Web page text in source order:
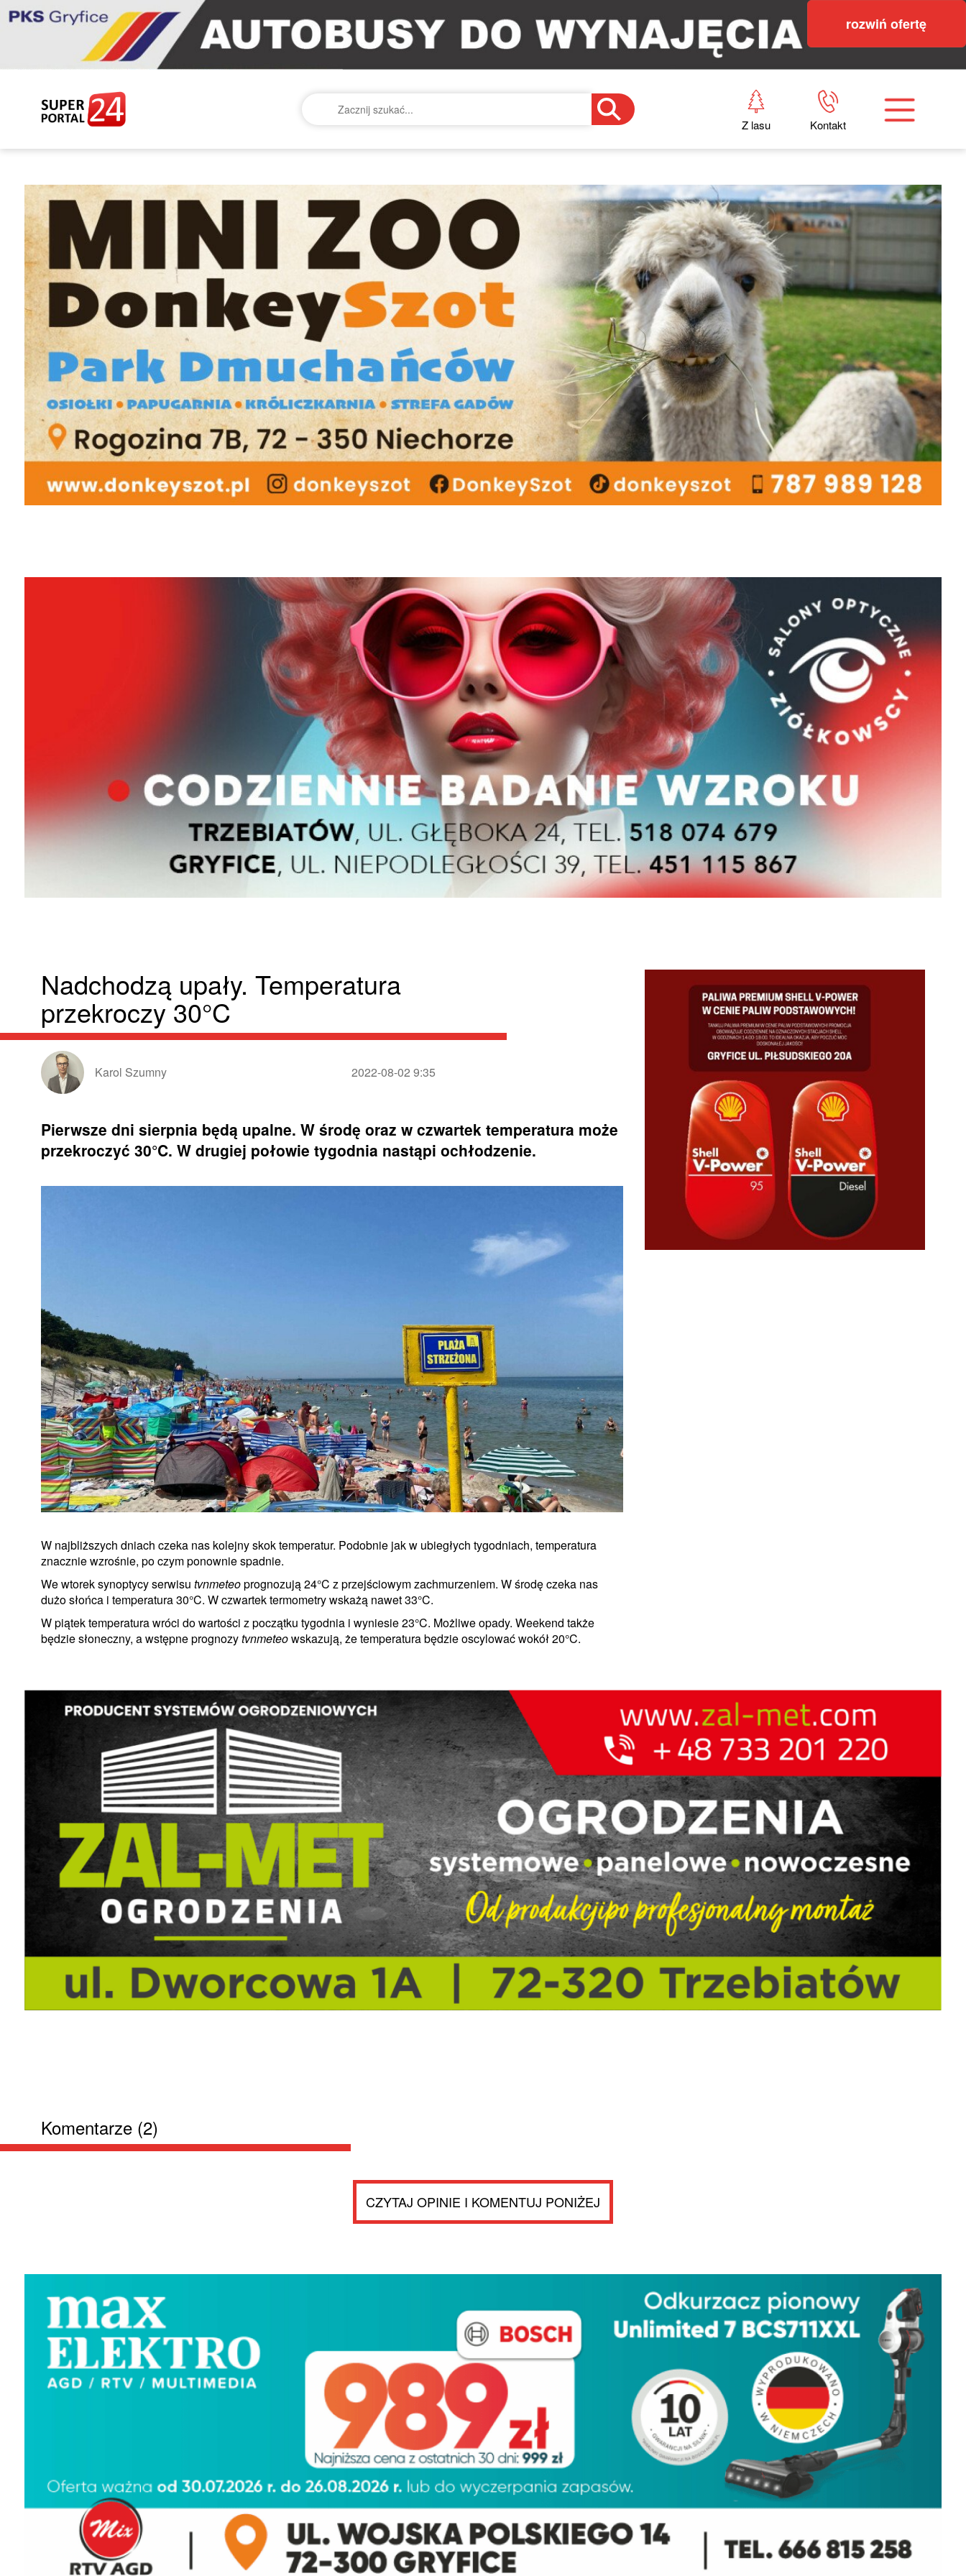
rozwiń ofertę
Z lasu Kontakt
Nadchodzą upały. Temperatura
przekroczy 30°C
Karol Szumny 2022-08-02 9:35
Pierwsze dni sierpnia będą upalne. W środę oraz w czwartek temperatura może
przekroczyć 30°C. W drugiej połowie tygodnia nastąpi ochłodzenie.
W najbliższych dniach czeka nas kolejny skok temperatur. Podobnie jak w ubiegłych tygodniach, temperatura
znacznie wzrośnie, po czym ponownie spadnie.
We wtorek synoptycy serwisu tvnmeteoprognozują 24°C z przejściowym zachmurzeniem. W środę czeka nas
dużo słońca i temperatura 30°C. W czwartek termometry wskażą nawet 33°C.
W piątek temperatura wróci do wartości z początku tygodnia i wyniesie 23°C. Możliwe opady. Weekend także
będzie słoneczny, a wstępne prognozytvnmeteowskazują, że temperatura będzie oscylować wokół 20°C.
Komentarze (2)
CZYTAJ OPINIE I KOMENTUJ PONIŻEJ